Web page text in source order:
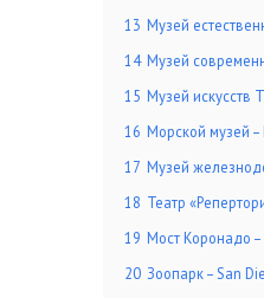
13 Музей
14 Музей
15 Музей искусств
16 Морской музей
17 Музей
18 Театр
19 Мост Коронадо
20 Зоопарк – San